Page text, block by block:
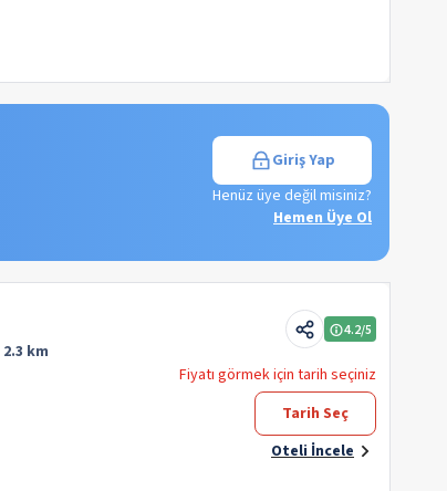
Giriş Yap
Henüz üye değil misiniz?
Hemen Üye Ol
2.3 km
4.2/5
Fiyatı görmek için tarih seçiniz
Tarih Seç
Oteli İncele